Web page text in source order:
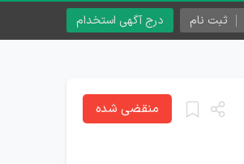
درج آگهی استخدام ثبت نام
منقضی شده